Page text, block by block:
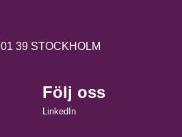
39 STOCKHOLM
Följ oss
LinkedIn